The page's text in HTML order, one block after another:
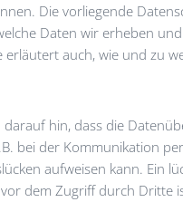
Die vorliegende
Daten wir erheben
erläutert auch, wie und zu
darauf hin, dass die
bei der Kommunikation
aufweisen kann. Ein
dem Zugriff durch Dritte